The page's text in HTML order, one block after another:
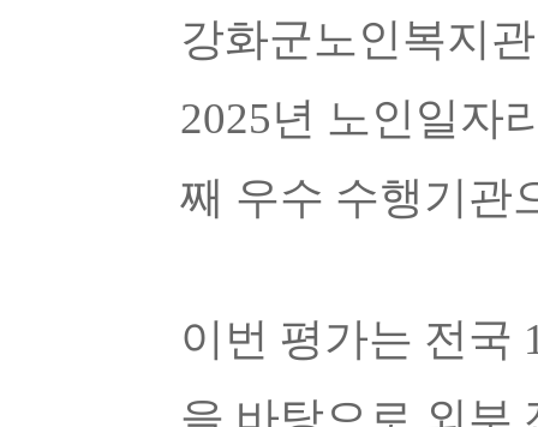
강화군노인복지
2025년 노인일자
째 우수 수행기관
이번 평가는 전국